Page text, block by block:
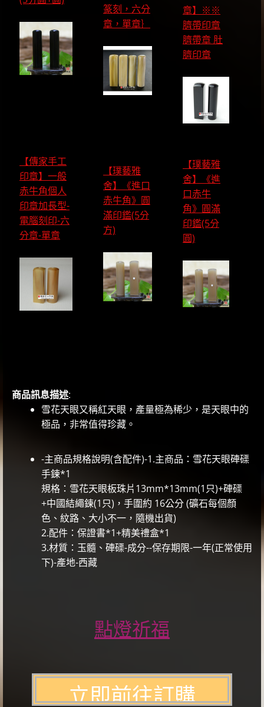
篆刻，六分
章，單章｝
章】※※
臍帶印章
臍帶章 肚
臍印章
【傳家手工
印章】一般
赤牛角個人
印章加長型-
電腦刻印-六
分章-單章
【璞藝雅
舍】《進口
赤牛角》圓
滿印鑑(5分
方)
【璞藝雅
舍】《進
口赤牛
角》圓滿
印鑑(5分
圓)
商品訊息描述:
雪花天眼又稱紅天眼，產量極為稀少，是天眼中的
極品，非常值得珍藏。
-主商品規格說明(含配件)-1.主商品：雪花天眼硨磲
手鍊*1
規格：雪花天眼板珠片13mm*13mm(1只)+硨磲
+中國結繩鍊(1只)，手圍約 16公分 (礦石每個顏
色、紋路、大小不一，隨機出貨)
2.配件：保證書*1+精美禮盒*1
3.材質：玉髓、硨磲-成分--保存期限-一年(正常使用
下)-產地-西藏
點燈祈福